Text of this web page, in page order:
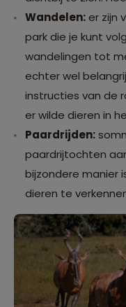
Wandelen:er zijn
park die je kunt
wandelingen tot
echter wel
instructies van de
er wilde dieren in
Paardrijden:
paardrijtochten
bijzondere manier
dieren te